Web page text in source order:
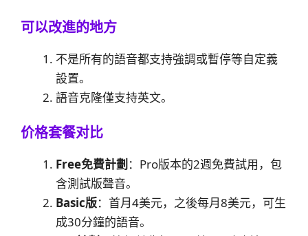
可以改進的地方
不是所有的語音都支持強調或暫停等自定義
設置。
語音克隆僅支持英文。
价格套餐对比
Free免費計劃 ：Pro版本的2週免費試用，包
含測試版聲音。
Basic版：首月4美元，之後每月8美元，可生
成30分鐘的語音。